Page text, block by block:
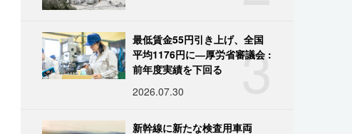
3
最低賃金55円引き上げ、全国
平均1176円に―厚労省審議会 :
前年度実績を下回る
2026.07.30
新幹線に新たな検査用車両